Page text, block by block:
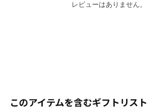
レビューはありません。
このアイテムを含むギフトリスト